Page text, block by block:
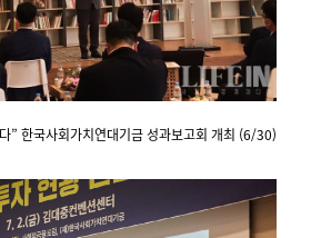
” 한국사회가치연대기금 성과보고회 개최 (6/30)